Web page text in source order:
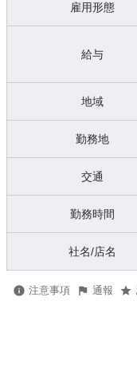
雇用形態
給与
地域
勤務地
交通
勤務時間
社名/店名
注意事項 通報